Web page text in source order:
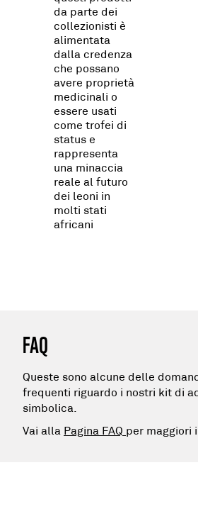
da parte dei
collezionisti è
alimentata
dalla credenza
che possano
avere proprietà
medicinali o
essere usati
come trofei di
status e
rappresenta
una minaccia
reale al futuro
dei leoni in
molti stati
africani
FAQ
Queste sono alcune delle
frequenti riguardo i nostri kit di
simbolica.
Vai alla Pagina FAQ per maggiori